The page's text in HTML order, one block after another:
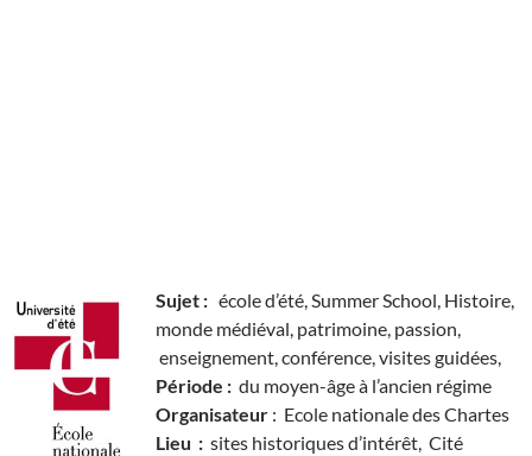
Sujet : école d’été, Summer School, Histoire,
monde médiéval, patrimoine, passion,
enseignement, conférence, visites guidées,
Période : du moyen-âge à l’ancien régime
Organisateur : Ecole nationale des Chartes
Lieu : sites historiques d’intérêt, Cité